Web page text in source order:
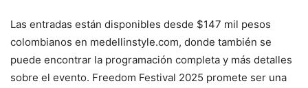
Las entradas están disponibles desde $147 mil pesos
colombianos en medellinstyle.com, donde también se
puede encontrar la programación completa y más detalles
sobre el evento. Freedom Festival 2025 promete ser una